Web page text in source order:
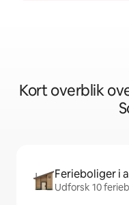
Kort overblik
Ferieboliger i
Udforsk 10